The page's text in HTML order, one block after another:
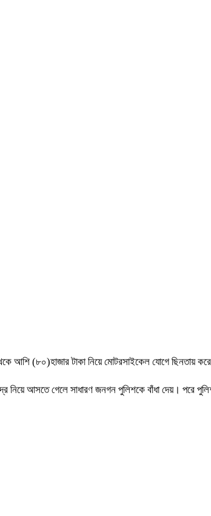
আশি (৮০)হাজার টাকা নিয়ে মোটরসাইকেল যোগে
নিয়ে আসতে গেলে সাধারণ জনগন পুলিশকে বাঁধা দেয়। পরে